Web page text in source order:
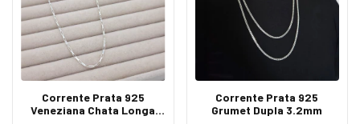
Corrente Prata 925
Veneziana Chata Longa
Corrente Prata 925
Grumet Dupla 3.2mm